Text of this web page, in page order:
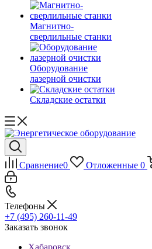
Магнитно-
сверлильные станки
Оборудование
лазерной очистки
Складские остатки
Сравнение0 Отложенные 0
Телефоны
+7 (495) 260-11-49
Заказать звонок
Хабаровск